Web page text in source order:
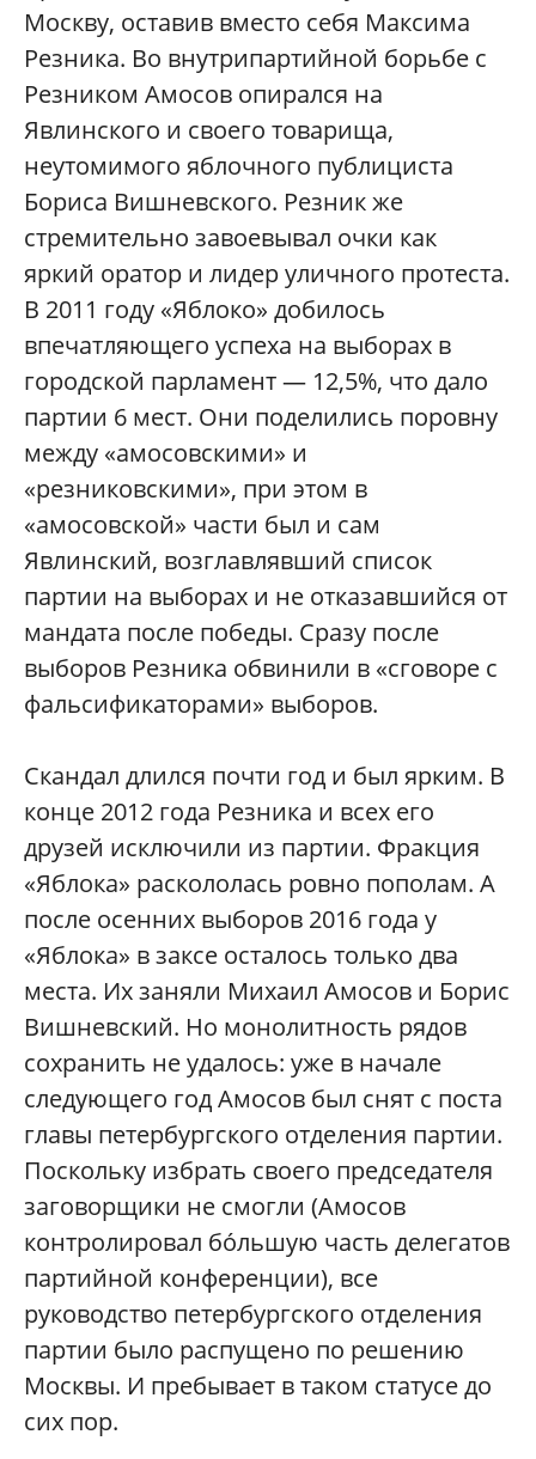
Москву, оставив вместо себя Максима
Резника. Во внутрипартийной борьбе с
Резником Амосов опирался на
Явлинского и своего товарища,
неутомимого яблочного публициста
Бориса Вишневского. Резник же
стремительно завоевывал очки как
яркий оратор и лидер уличного протеста.
В 2011 году «Яблоко» добилось
впечатляющего успеха на выборах в
городской парламент — 12,5%, что дало
партии 6 мест. Они поделились поровну
между «амосовскими» и
«резниковскими», при этом в
«амосовской» части был и сам
Явлинский, возглавлявший список
партии на выборах и не отказавшийся от
мандата после победы. Сразу после
выборов Резника обвинили в «сговоре с
фальсификаторами» выборов.
Скандал длился почти год и был ярким. В
конце 2012 года Резника и всех его
друзей исключили из партии. Фракция
«Яблока» раскололась ровно пополам. А
после осенних выборов 2016 года у
«Яблока» в заксе осталось только два
места. Их заняли Михаил Амосов и Борис
Вишневский. Но монолитность рядов
сохранить не удалось: уже в начале
следующего год Амосов был снят с поста
главы петербургского отделения партии.
Поскольку избрать своего председателя
заговорщики не смогли (Амосов
контролировал бóльшую часть делегатов
партийной конференции), все
руководство петербургского отделения
партии было распущено по решению
Москвы. И пребывает в таком статусе до
сих пор.